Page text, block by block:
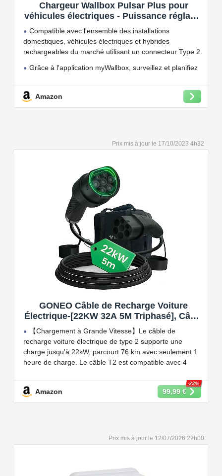
Chargeur Wallbox Pulsar Plus pour
véhicules électriques - Puissance réglable
jusqu'à 7.4 KW, câble de Charge Type 2,
Wi-FI et Bluetooth, OCPP
Compatible avec l'ensemble des installations
domestiques, véhicules électriques et hybrides
rechargeables du marché utilisant un connecteur Type 2.
Grâce à l'application myWallbox, surveillez et planifiez
Convient à une installation à l'intérieur et à l'extérieur,
Capacité de charge à puissance réglable jusqu'à 22
kW. Câble de charge Type 2 de 5 ou 7 mètres de long.
Compatible avec tous les compteurs d'énergie Wallbox
permettant d'éviter les pannes de courant, les surprises
sur vos factures d'énergie et de charger votre VE avec
vos panneaux solaires.
Amazon
17/10/2023 4h32
GONEO Câble de Recharge Voiture
Électrique-[22KW 32A 5M Triphasé], Câble
Type 2 à Type 2 EV/PHEV, Câble T2 avec
Sac de Transport, Compatible avec Model
3/S/X/Y, e-208, ID.5, E-Tron, IONIQ 5, Zoe,
etc
【Chargement à Grande Vitesse】Le câble de
recharge voiture électrique de type 2 supporte une
charge jusqu'à 22kW, parcourt 76 km avec seulement 1
heure de charge. Le câble T2 est compatible avec 4
【Conception Sécurisée】Nos câbles type 2 vous
de recharge de type 1, CCS1, CHAdeMO et GB/T.
voiture électrique de type 2 est conforme à la norme
Amazon 99,99 €
-23%
12/07/2026 22h00